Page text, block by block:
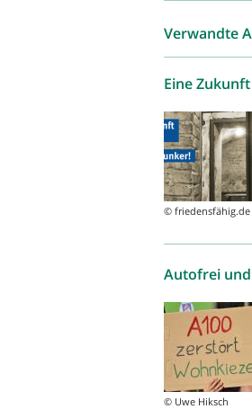
Verwandte
Eine
© friedensfähig.de
Autofrei
© Uwe Hiksch